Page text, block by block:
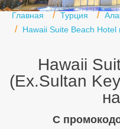
Главная Турция
Hawaii Suite Beach
Hawaii
(Ex.Sultan
C
Офис г. Москва
Помощь
Турция